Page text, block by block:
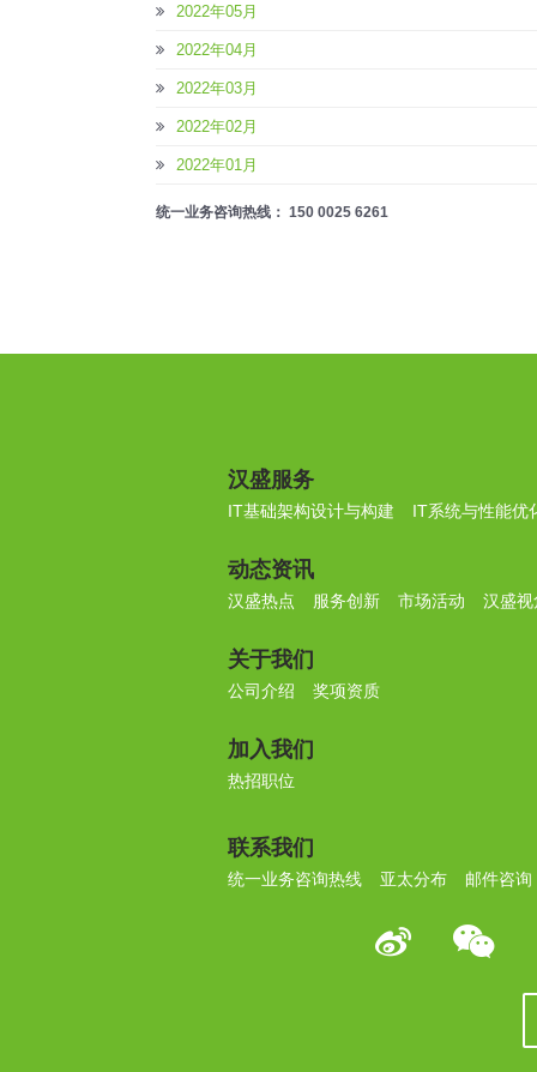
2022年05月
2022年04月
2022年03月
2022年02月
2022年01月
统一业务咨询热线： 150 0025 6261
汉盛服务
IT基础架构设计与构建 IT系统与性能优
动态资讯
汉盛热点 服务创新 市场活动 汉盛视
关于我们
公司介绍 奖项资质
加入我们
热招职位
联系我们
统一业务咨询热线 亚太分布 邮件咨询